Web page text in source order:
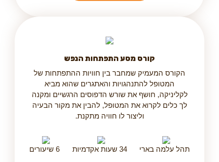
קורס מסע התפתחות הנפש
הקורס המעמיק שמחבר בין חוויות ההתפתחות של
המטופל להתנהגויות והאתגרים שהוא מביא
לקליניקה, חושף את שורש הדפוסים הרגשיים ומקנה
לך כלים לקרוא את המטופל, להבין את מקור הבעיה
וליצור לו חוויה מתקנת.
תהל עלמה בארי 34 שעות אקדמיות 6 שיעורים